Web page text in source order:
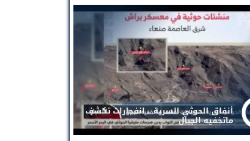
أنفاق الحوثي السرية .. انفجارات تكشف
ماتخفيه الجبال